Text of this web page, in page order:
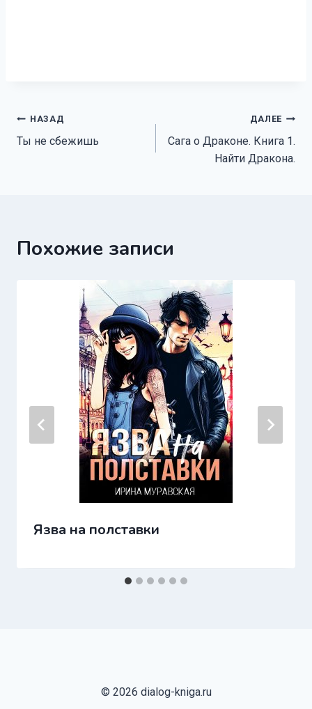
Навигация
по
НАЗАД
Ты не сбежишь
ДАЛЕЕ
Сага о Драконе. Книга 1.
Найти Дракона.
Похожие записи
Язва на полставки
© 2026 dialog-kniga.ru